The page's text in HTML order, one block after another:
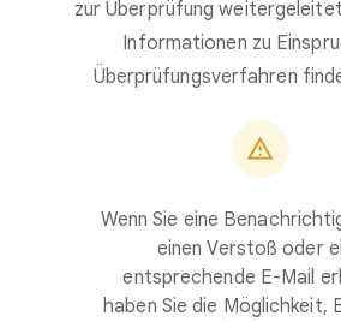
zur Überprüfung
Informationen zu
Überprüfungsverfahren
Wenn Sie eine
einen Verstoß oder
entsprechende E-Mail
haben Sie die Möglichkeit,